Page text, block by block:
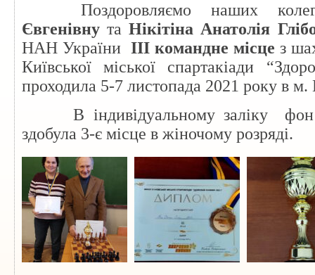
Поздоровляємо наших
ЄвгенівнутаНікітіна Анатолія
НАН України ІІІ командне місце з
Київської міської спартакіади
проходила 5-7 листопада 2021 року в м.
В індивідуальному заліку фон
здобула 3-є місце в жіночому розряді.